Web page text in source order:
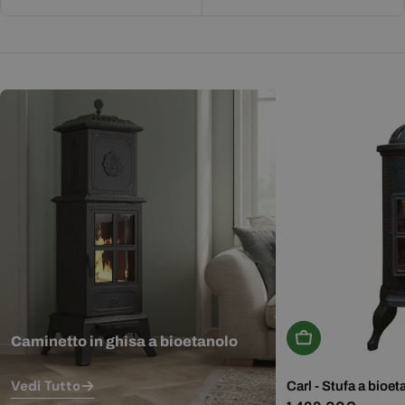
Caminetto in ghisa a bioetanolo
Vedi Tutto
Aggiungi Al
Carl - Stufa a